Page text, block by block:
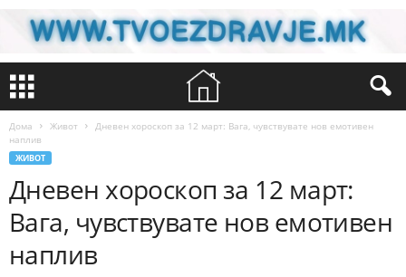
Дома Живот
Дневен хороскоп за 12 март: Вага, чувствувате нов емотивен
наплив
ЖИВОТ
Дневен хороскоп за 12 март:
Вага, чувствувате нов емотивен
наплив